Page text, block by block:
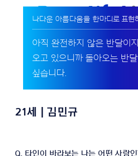
나다운 아름다움을 한마디로 표현
아직 완전하지 않은 반달이
오고 있으니까 돌아오는 반
싶습니다.
21세 | 김민규